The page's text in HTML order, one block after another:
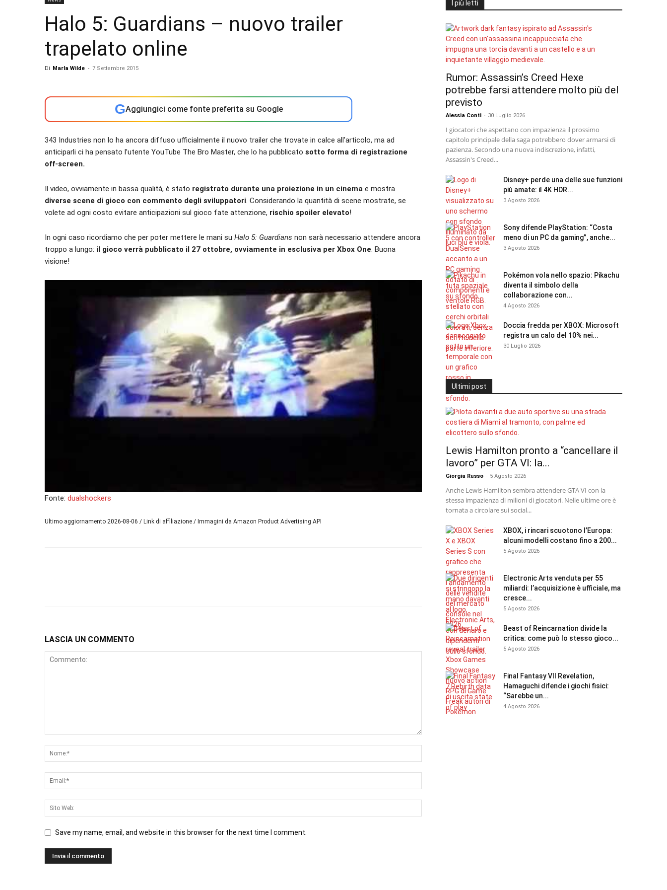
Halo 5: Guardians – nuovo trailer
trapelato online
Di Marla Wilde - 7 Settembre 2015
GAggiungici come fonte preferita su Google
343 Industries non lo ha ancora diffuso ufficialmente il nuovo trailer che trovate in calce all’articolo, ma ad
anticiparli ci ha pensato l’utente YouTube The Bro Master, che lo ha pubblicato sotto forma di registrazione
off-screen.
Il video, ovviamente in bassa qualità, è stato registrato durante una proiezione in un cinema e mostra
diverse scene di gioco con commento degli sviluppatori. Considerando la quantità di scene mostrate, se
volete ad ogni costo evitare anticipazioni sul gioco fate attenzione, rischio spoiler elevato!
In ogni caso ricordiamo che per poter mettere le mani su Halo 5: Guardians non sarà necessario attendere ancora
troppo a lungo: il gioco verrà pubblicato il 27 ottobre, ovviamente in esclusiva per Xbox One. Buona
visione!
Fonte: dualshockers
Ultimo aggiornamento 2026-08-06 / Link di affiliazione / Immagini da Amazon Product Advertising API
LASCIA UN COMMENTO
Save my name, email, and website in this browser for the next time I comment.
I più letti
Rumor: Assassin’s Creed Hexe
potrebbe farsi attendere molto più del
previsto
Alessia Conti - 30 Luglio 2026
I giocatori che aspettano con impazienza il prossimo
capitolo principale della saga potrebbero dover armarsi di
pazienza. Secondo una nuova indiscrezione, infatti,
Assassin's Creed...
Disney+ perde una delle sue funzioni
più amate: il 4K HDR...
3 Agosto 2026
Sony difende PlayStation: “Costa
meno di un PC da gaming”, anche...
3 Agosto 2026
Pokémon vola nello spazio: Pikachu
diventa il simbolo della
collaborazione con...
4 Agosto 2026
Doccia fredda per XBOX: Microsoft
registra un calo del 10% nei...
30 Luglio 2026
Ultimi post
Lewis Hamilton pronto a “cancellare il
lavoro” per GTA VI: la...
Giorgia Russo - 5 Agosto 2026
Anche Lewis Hamilton sembra attendere GTA VI con la
stessa impazienza di milioni di giocatori. Nelle ultime ore è
tornata a circolare sui social...
XBOX, i rincari scuotono l’Europa:
alcuni modelli costano fino a 200...
5 Agosto 2026
Electronic Arts venduta per 55
miliardi: l’acquisizione è ufficiale, ma
cresce...
5 Agosto 2026
Beast of Reincarnation divide la
critica: come può lo stesso gioco...
5 Agosto 2026
Final Fantasy VII Revelation,
Hamaguchi difende i giochi fisici:
“Sarebbe un...
4 Agosto 2026